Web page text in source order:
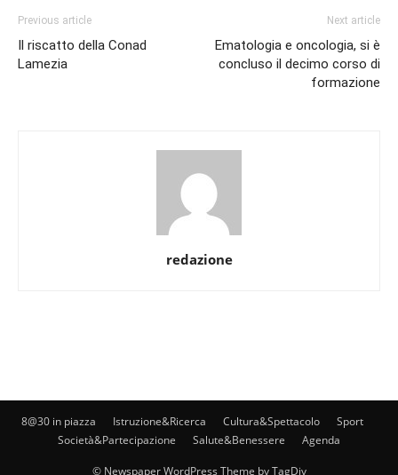
Previous article
Il riscatto della Conad
Lamezia
Next article
Ematologia e oncologia, si è
concluso il decimo corso di
formazione
redazione
8@30 in piazza Istruzione&Ricerca Cultura&Spettacolo
Sport
Società&Partecipazione
Salute&Benessere Agenda
© Newspaper WordPress Theme by TagDiv